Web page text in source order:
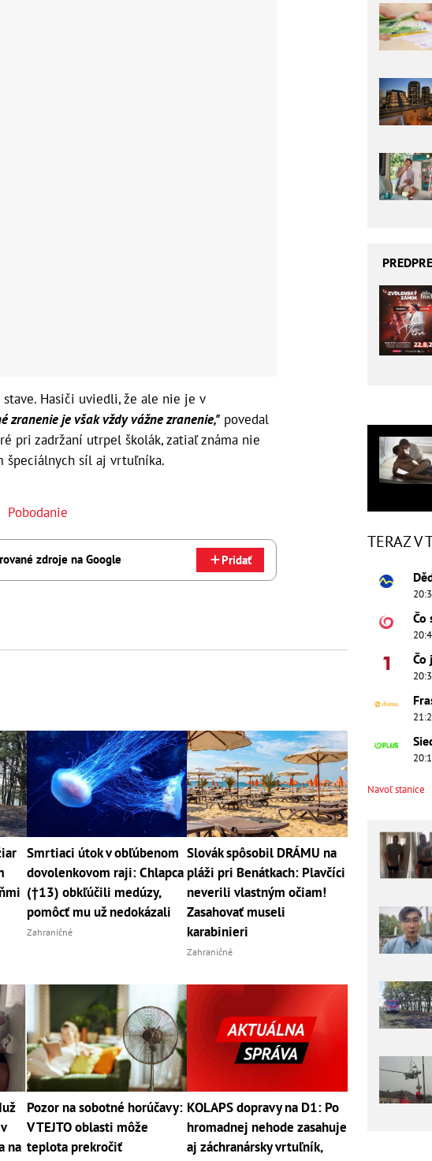
Hasiči uviedli, že ale nie je v
zranenie je však vždy vážne zranenie," povedal
pri zadržaní utrpel školák, zatiaľ známa nie
špeciálnych síl aj vrtuľníka.
Pobodanie
zdroje na Google Pridať
Smrtiaci útok v obľúbenom
dovolenkovom raji: Chlapca
(†13) obkľúčili medúzy,
pomôcť mu už nedokázali
Zahraničné
Slovák spôsobil DRÁMU na
pláži pri Benátkach: Plavčíci
neverili vlastným očiam!
Zasahovať museli
karabinieri
Zahraničné
na
Pozor na sobotné horúčavy:
V TEJTO oblasti môže
teplota prekročiť
KOLAPS dopravy na D1: Po
hromadnej nehode zasahuje
aj záchranársky vrtuľník,
TERAZ V
Čo
Čo
Navoľ stanice